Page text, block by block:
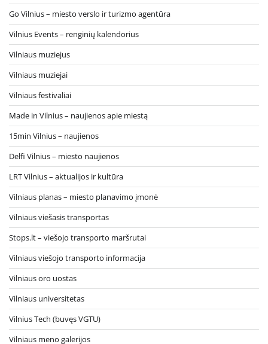
Go Vilnius – miesto verslo ir turizmo agentūra
Vilnius Events – renginių kalendorius
Vilniaus muziejus
Vilniaus muziejai
Vilniaus festivaliai
Made in Vilnius – naujienos apie miestą
15min Vilnius – naujienos
Delfi Vilnius – miesto naujienos
LRT Vilnius – aktualijos ir kultūra
Vilniaus planas – miesto planavimo įmonė
Vilniaus viešasis transportas
Stops.lt – viešojo transporto maršrutai
Vilniaus viešojo transporto informacija
Vilniaus oro uostas
Vilniaus universitetas
Vilnius Tech (buvęs VGTU)
Vilniaus meno galerijos